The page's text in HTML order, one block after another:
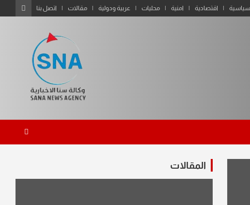
سياسية اقتصادية امنية محليات عربية ودولية مقالات اتصل بنا
المقالات